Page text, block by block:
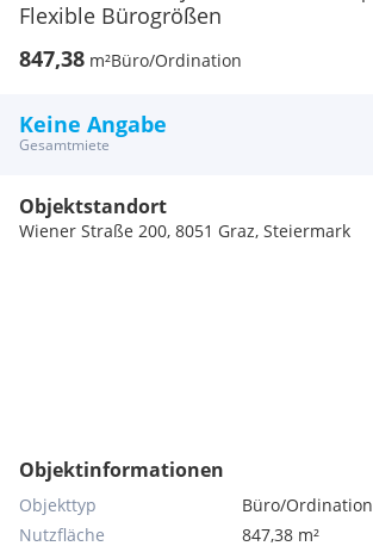
Flexible Bürogrößen
847,38 m²Büro/Ordination
Keine Angabe
Gesamtmiete
Objektstandort
Wiener Straße 200, 8051 Graz, Steiermark
Objektinformationen
Objekttyp
Büro/Ordination
Nutzfläche
847,38 m²